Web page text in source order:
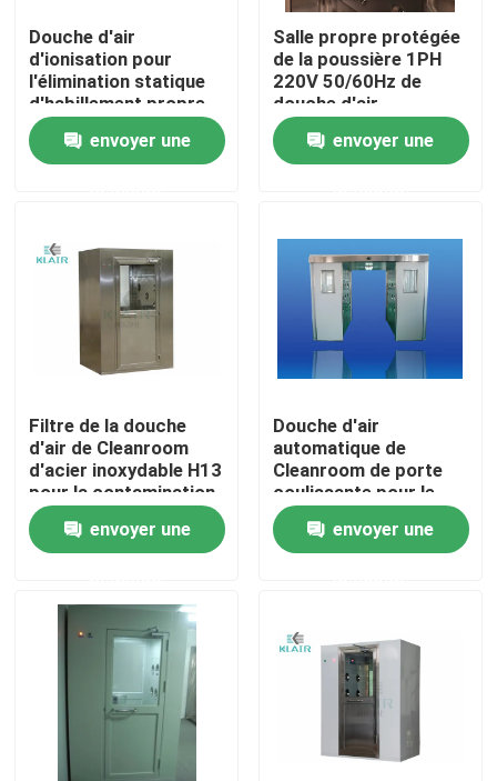
Maison
Au sujet de nous
Contrôle de qualité
Contactez-nous
Demandez une citation
filtres à air de sac
Filtres à air de la CAHT
filtre à air de hepa
Douche d'air
d'ionisation pour
l'élimination statique
d'habillement propre
de travailleur
envoyer une
Salle propre protégée
de la poussière 1PH
220V 50/60Hz de
douche d'air
envoyer une
Filtre de la douche
d'air de Cleanroom
d'acier inoxydable H13
pour la contamination
particulaire
envoyer une
Douche d'air
automatique de
Cleanroom de porte
coulissante pour le
dépoussiérage de
personne/cargaison
envoyer une